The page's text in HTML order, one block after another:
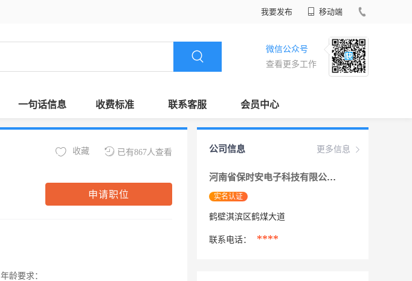
我要发布 移动端
微信公众号
查看更多工作
一句话信息 收费标准 联系客服 会员中心
已有867人查看
收藏
申请职位
年龄要求：
更多信息
公司信息
河南省保时安电子科技有限公司
实名认证
鹤壁淇滨区鹤煤大道
联系电话： ****